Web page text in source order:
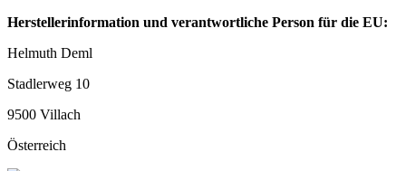
Herstellerinformation und verantwortliche Person für die EU:
Helmuth Deml
Stadlerweg 10
9500 Villach
Österreich